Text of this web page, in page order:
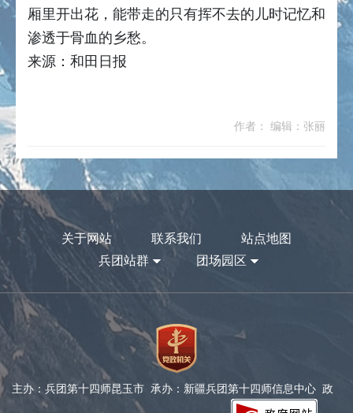
厢里开出花，能带走的只有挥不去的儿时记忆和
渗透于骨血的乡愁。
来源：和田日报
作者： 编辑：张丽
关于网站 联系我们
站点地图
兵团站群
团场园区
主办：兵团第十四师昆玉市 承办：新疆兵团第十四师信息中心 政